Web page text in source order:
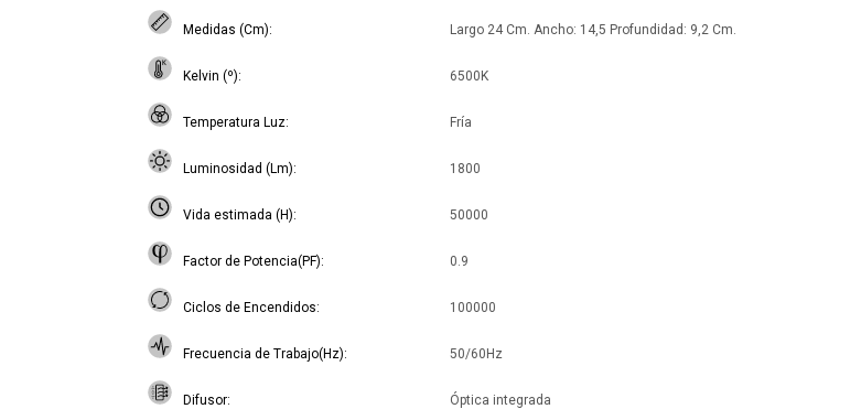
Medidas (Cm) Largo 24 Cm. Ancho: 14,5 Profundidad: 9,2 Cm.
Kelvin (º) 6500K
Temperatura Luz Fría
Luminosidad (Lm) 1800
Vida estimada (H) 50000
Factor de Potencia(PF) 0.9
Ciclos de Encendidos 100000
Frecuencia de Trabajo(Hz) 50/60Hz
Difusor Óptica integrada